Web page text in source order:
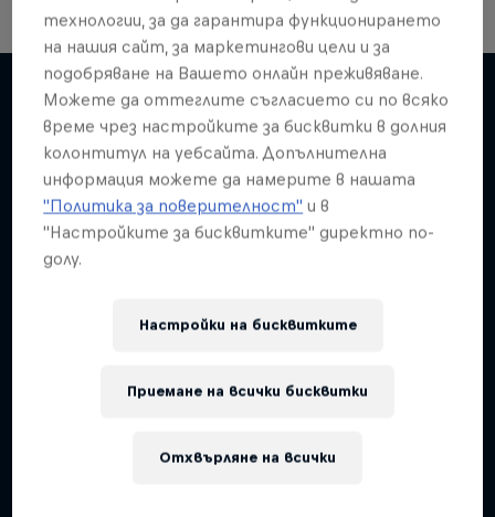
Подобни
Red Bull Soapbox Race: 50
Crowd Favourites
Mayhem, crashes and creativity
RED BULL SOAPBOX RACE
технологии, за да гарантира функционирането
на нашия сайт, за маркетингови цели и за
подобряване на Вашето онлайн преживяване.
Можете да оттеглите съгласието си по всяко
време чрез настройките за бисквитки в долния
колонтитул на уебсайта. Допълнителна
информация можете да намерите в нашата
"Политика за поверителност" и в
"Настройките за бисквитките" директно по-
долу.
Настройки на бисквитките
Отхвърляне на всички
Приемане на всички бисквитки